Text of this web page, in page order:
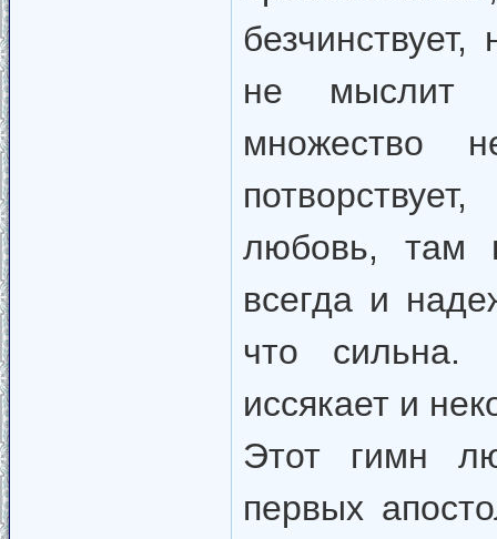
не мыслит
множество
любовь, там
всегда и
что сильна.
иссякает и
Этот гимн
первых